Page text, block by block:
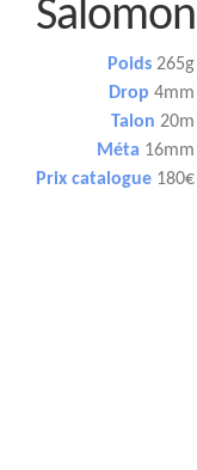
Poids 265g
Drop 4mm
Talon 20m
Méta 16mm
Prix catalogue 180€